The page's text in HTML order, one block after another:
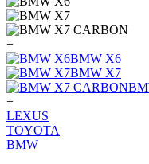
+
BMW X6
BMW X7
+
LEXUS
TOYOTA
BMW